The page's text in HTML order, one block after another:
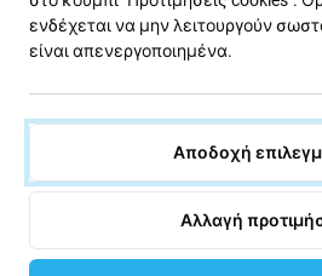
μια νέα μη πρωτότυπη
συσκευής.
ενδέχεται να μην λειτουργούν
είναι απενεργοποιημένα.
Αποδοχή
Αλλαγή